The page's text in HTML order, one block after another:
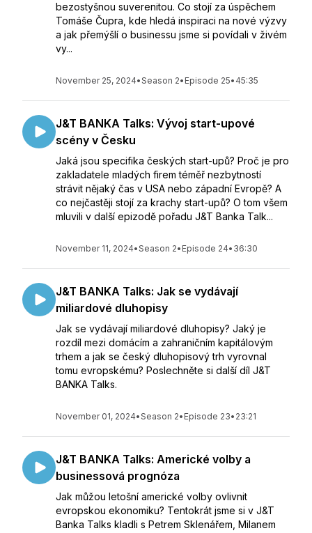
bezostyšnou suverenitou. Co stojí za úspěchem
Tomáše Čupra, kde hledá inspiraci na nové výzvy
a jak přemýšlí o businessu jsme si povídali v živém
vy...
November 25, 2024•Season 2• Episode 25• 45:35
J&T BANKA Talks: Vývoj start-upové
scény v Česku
Jaká jsou specifika českých start-upů? Proč je pro
zakladatele mladých firem téměř nezbytností
strávit nějaký čas v USA nebo západní Evropě? A
co nejčastěji stojí za krachy start-upů? O tom všem
mluvili v další epizodě pořadu J&T Banka Talk...
November 11, 2024•Season 2• Episode 24• 36:30
J&T BANKA Talks: Jak se vydávají
miliardové dluhopisy
Jak se vydávají miliardové dluhopisy? Jaký je
rozdíl mezi domácím a zahraničním kapitálovým
trhem a jak se český dluhopisový trh vyrovnal
tomu evropskému? Poslechněte si další díl J&T
BANKA Talks.
November 01, 2024•Season 2• Episode 23• 23:21
J&T BANKA Talks: Americké volby a
businessová prognóza
Jak můžou letošní americké volby ovlivnit
evropskou ekonomiku? Tentokrát jsme si v J&T
Banka Talks kladli s Petrem Sklenářem, Milanem